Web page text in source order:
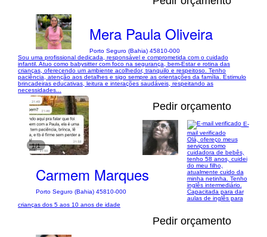
Mera Paula Oliveira
Porto Seguro (Bahia) 45810-000
Sou uma profissional dedicada, responsável e comprometida com o cuidado
infantil. Atuo como babysitter com foco na segurança, bem-Estar e rotina das
crianças, oferecendo um ambiente acolhedor, tranquilo e respeitoso. Tenho
paciência, atenção aos detalhes e sigo sempre as orientações da família. Estimulo
brincadeiras educativas, leitura e interações saudáveis, respeitando as
necessidades...
1/1
Pedir orçamento
Carmem Marques
Porto Seguro (Bahia) 45810-000
E-
mail verificado
Olá, ofereço meus
serviços como
cuidadora de bebês,
tenho 58 anos, cuidei
do meu filho,
atualmente cuido da
minha netinha. Tenho
inglês intermediário.
Capacitada para dar
aulas de inglês para
crianças dos 5 aos 10 anos de idade
Pedir orçamento